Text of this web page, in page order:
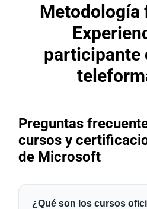
Metodología
participante
Preguntas
cursos y
de Microsoft
¿Qué son los cursos